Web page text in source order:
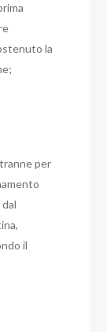
la
per
il